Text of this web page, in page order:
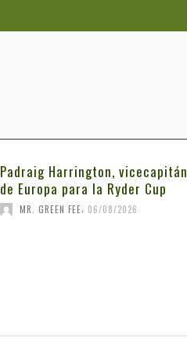
Padraig Harrington, vicecapitán
de Europa para la Ryder Cup
MR. GREEN FEE 06/08/2026